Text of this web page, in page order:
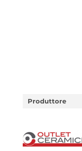
Produttore